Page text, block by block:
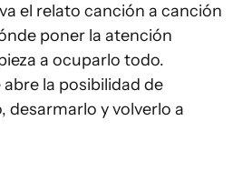
el relato canción a canción
poner la atención
a ocuparlo todo.
la posibilidad de
y volverlo a